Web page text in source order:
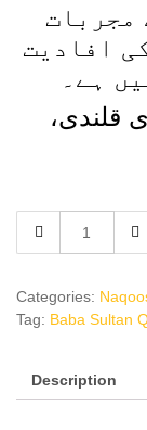
مجربات
افادیت
ہے۔
قلندی،
مجربہ)
Categories:
Tag: Baba Sultan
Description